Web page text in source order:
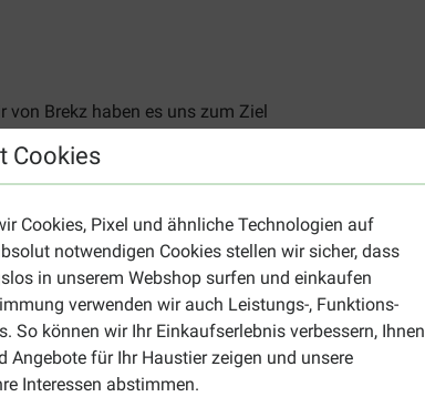
Cookies
Cookies, Pixel und ähnliche Technologien auf
notwendigen Cookies stellen wir sicher, dass
in unserem Webshop surfen und einkaufen
verwenden wir auch Leistungs-, Funktions-
So können wir Ihr Einkaufserlebnis verbessern, Ihnen
Angebote für Ihr Haustier zeigen und unsere
Interessen abstimmen.
Brekz haben es uns zum Ziel
zu machen. In unserem Online-
Ihre Katze oder andere Haustiere
Tierliebhaber. Seitdem wir unseren
Brekz von immer mehr Kunden aus
gingen Ihnen voran und zählen
Neue von unserem umfangreichen
Preisen kostenlos nach Hause
keine stationären Geschäfte (mehr)